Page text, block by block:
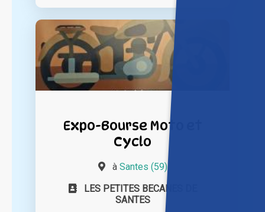
Expo-Bourse Moto et
Cyclo
à Santes (59)
LES PETITES BECANES DE
SANTES